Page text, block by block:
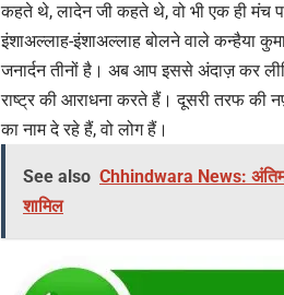
कहते थे, लादेन जी कहते थे, वो भी एक ही मंच
इंशाअल्लाह-इंशाअल्लाह बोलने वाले कन्हैया
जनार्दन तीनों है। अब आप इससे अंदाज़ कर
राष्ट्र की आराधना करते हैं। दूसरी तरफ की
का नाम दे रहे हैं, वो लोग हैं।
See also Chhindwara News: अंतिम
शामिल